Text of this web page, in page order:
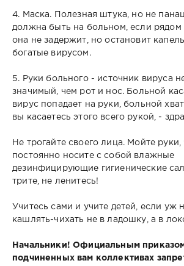
4. Маска. Полезная штука, но не
должна быть на больном, если рядом
она не задержит, но остановит
богатые вирусом.
5. Руки больного - источник вируса
значимый, чем рот и нос. Больной
вирус попадает на руки, больной
вы касаетесь этого всего рукой, -
Не трогайте своего лица. Мойте руки,
постоянно носите с собой влажные
дезинфицирующие гигиенические
трите, не ленитесь!
Учитесь сами и учите детей, если уж
кашлять-чихать не в ладошку, а в
Начальники! Официальным
подчиненных вам коллективах